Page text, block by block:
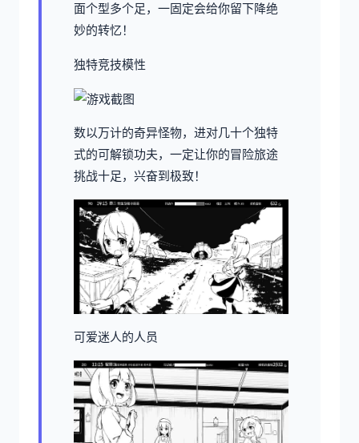
面个型多个足，一固定会给你留下降绝
妙的转忆！
独特竞技模性
数以万计的奇异怪物，进对几十个独特
式的可解锁功夫，一定让你的冒险旅途
挑战十足，兴奋到极致！
可爱迷人的人员